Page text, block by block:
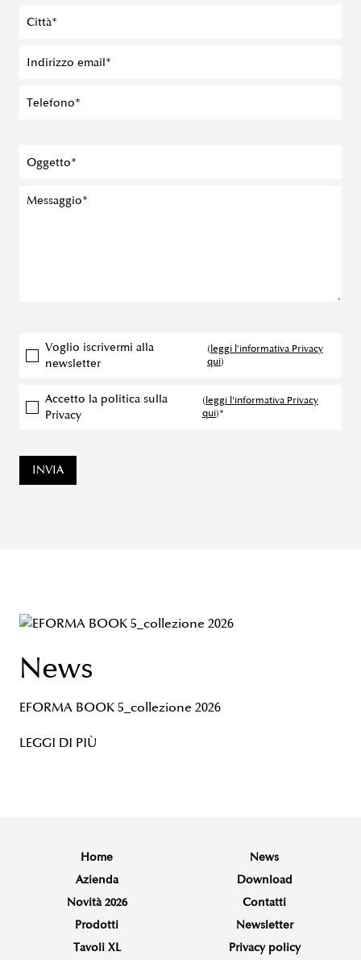
Voglio iscrivermi alla
newsletter
(leggi l'informativa Privacy
qui)
Accetto la politica sulla
Privacy
(leggi l'informativa Privacy
qui)*
INVIA
News
EFORMA BOOK 5_collezione 2026
LEGGI DI PIÙ
Home
Azienda
Novità 2026
Prodotti
Tavoli XL
News
Download
Contatti
Newsletter
Privacy policy